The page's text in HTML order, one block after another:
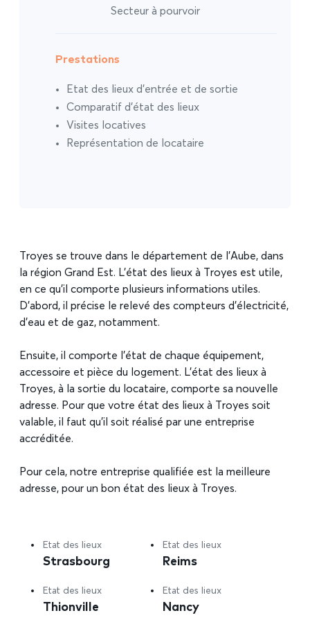
Troyes se trouve dans le département de l’Aube, dans
la région Grand Est. L’état des lieux à Troyes est utile,
en ce qu’il comporte plusieurs informations utiles.
D’abord, il précise le relevé des compteurs d’électricité,
d’eau et de gaz, notamment.
Ensuite, il comporte l’état de chaque équipement,
accessoire et pièce du logement. L’état des lieux à
Troyes, à la sortie du locataire, comporte sa nouvelle
adresse. Pour que votre état des lieux à Troyes soit
valable, il faut qu’il soit réalisé par une entreprise
accréditée.
Pour cela, notre entreprise qualifiée est la meilleure
adresse, pour un bon état des lieux à Troyes.
Etat des lieux
Strasbourg
Etat des lieux
Reims
Etat des lieux
Thionville
Etat des lieux
Nancy
Secteur à pourvoir
Prestations
Etat des lieux d’entrée et de sortie
Comparatif d’état des lieux
Visites locatives
Représentation de locataire